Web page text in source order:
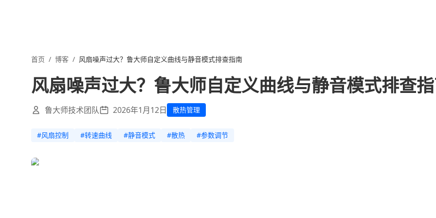
首页 / 博客 / 风扇噪声过大？鲁大师自定义曲线与静音模式排查指南
风扇噪声过大？鲁大师自定义曲线与静音模式排查
鲁大师技术团队 2026年1月12日 散热管理
#风扇控制 #转速曲线 #静音模式 #散热 #参数调节